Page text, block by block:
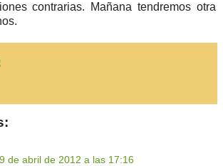
contrarias. Mañana tendremos otra
de abril de 2012 a las 17:16